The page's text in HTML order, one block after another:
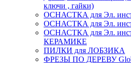
ключи , гайки)
ОСНАСТКА для Эл.
ОСНАСТКА для Эл.
ОСНАСТКА для Эл.
КЕРАМИКЕ
ПИЛКИ для ЛОБЗИКА
ФРЕЗЫ ПО ДЕРЕВУ